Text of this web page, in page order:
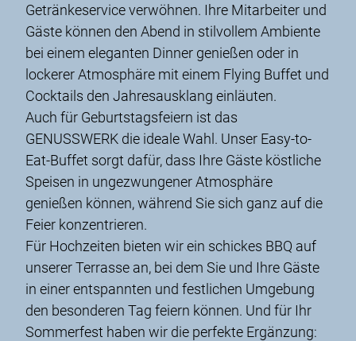
Getränkeservice verwöhnen. Ihre Mitarbeiter und
Gäste können den Abend in stilvollem Ambiente
bei einem eleganten Dinner genießen oder in
lockerer Atmosphäre mit einem Flying Buffet und
Cocktails den Jahresausklang einläuten.
Auch für Geburtstagsfeiern ist das
GENUSSWERK die ideale Wahl. Unser Easy-to-
Eat-Buffet sorgt dafür, dass Ihre Gäste köstliche
Speisen in ungezwungener Atmosphäre
genießen können, während Sie sich ganz auf die
Feier konzentrieren.
Für Hochzeiten bieten wir ein schickes BBQ auf
unserer Terrasse an, bei dem Sie und Ihre Gäste
in einer entspannten und festlichen Umgebung
den besonderen Tag feiern können. Und für Ihr
Sommerfest haben wir die perfekte Ergänzung: